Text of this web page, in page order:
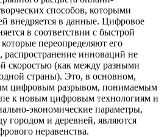
способов, которыми
внедряется в данные. Цифровое
в соответствии с быстрой
переопределяют его
инноваций не
скоростью (как между разными
страны). Это, в основном,
цифровым разрывом, понимаемым
к новым цифровым технологиям и
экономические параметры,
городом и деревней, являются
неравенства.